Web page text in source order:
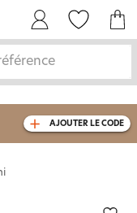
AJOUTER LE CODE